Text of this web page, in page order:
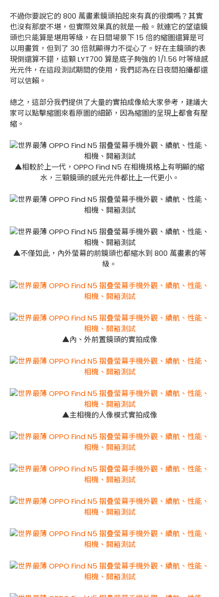
不過你要說它的 800 萬畫素鏡頭拍起來有真的很爛嗎？其實
也沒有那麼不堪，但實際效果真的就是一般。就連它的望遠鏡
頭也只能算是堪用等級，在日間場景下 15 倍的縮圖還算是可
以用畫質，但到了 30 倍就顯得力不從心了。好在主鏡頭的表
現倒還算不錯，這顆 LYT700 算是底子夠強的 1/1.56 吋等級感
光元件，在這段測試期間的使用，我們認為在日夜間拍攝都還
可以信賴。
總之，這部分我們提供了大量的實拍成像給大家參考，建議大
家可以點擊縮圖來看原圖的細節，因為縮圖的呈現上都會有壓
縮。
▲相較於上一代，OPPO Find N5 在相機規格上有明顯的縮
水，三顆鏡頭的感光元件都比上一代更小。
▲不僅如此，內外螢幕的前鏡頭也都縮水到 800 萬畫素的等
級。
▲內、外前置鏡頭的實拍成像
▲主相機的人像模式實拍成像